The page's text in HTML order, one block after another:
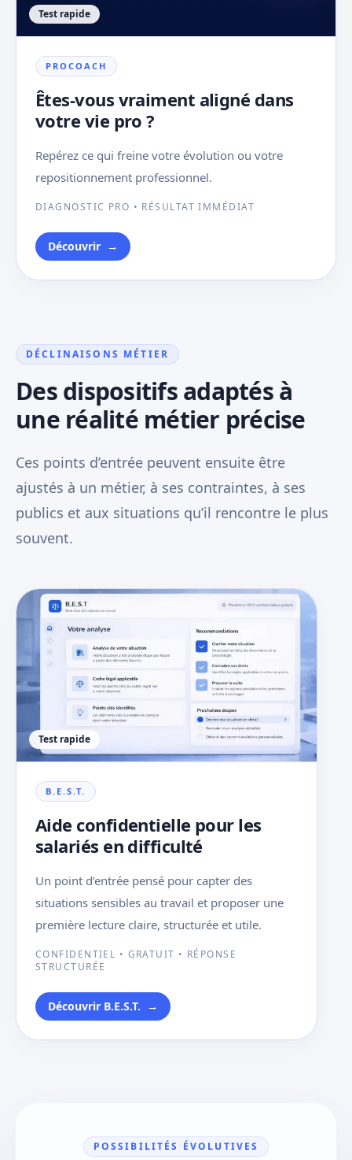
Test rapide
PROCOACH
Êtes-vous vraiment aligné dans
votre vie pro ?
Repérez ce qui freine votre évolution ou votre
repositionnement professionnel.
DIAGNOSTIC PRO • RÉSULTAT IMMÉDIAT
Découvrir →
DÉCLINAISONS MÉTIER
Des dispositifs adaptés à
une réalité métier précise
Ces points d’entrée peuvent ensuite être
ajustés à un métier, à ses contraintes, à ses
publics et aux situations qu’il rencontre le plus
souvent.
Test rapide
B.E.S.T.
Aide confidentielle pour les
salariés en difficulté
Un point d’entrée pensé pour capter des
situations sensibles au travail et proposer une
première lecture claire, structurée et utile.
CONFIDENTIEL • GRATUIT • RÉPONSE
STRUCTURÉE
Découvrir B.E.S.T. →
POSSIBILITÉS ÉVOLUTIVES